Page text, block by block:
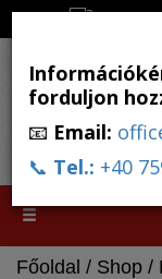
Ingyenes
Toggle
Főoldal / Shop /
forduljon
📧 Email:
📞 Tel.: +40